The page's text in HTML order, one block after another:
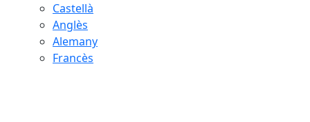
Castellà
Anglès
Alemany
Francès